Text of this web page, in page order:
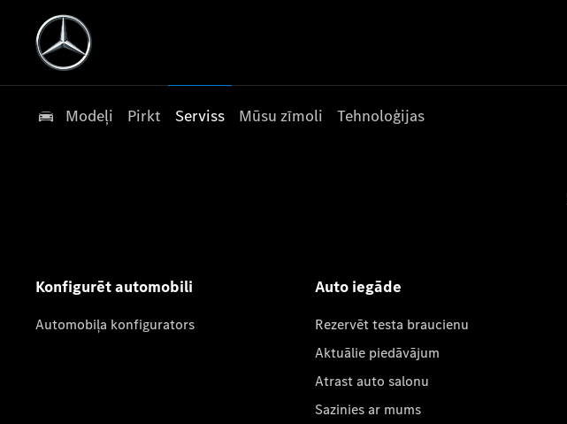
Modeļi Pirkt Serviss Mūsu zīmoli Tehnoloģijas
Konfigurēt automobili
Automobiļa konfigurators
Auto iegāde
Rezervēt testa braucienu
Aktuālie piedāvājum
Atrast auto salonu
Sazinies ar mums